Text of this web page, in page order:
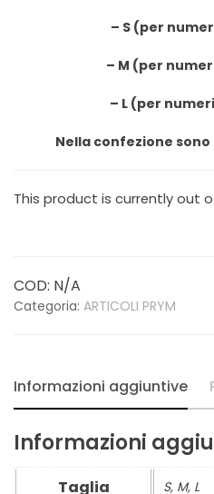
– S (per
– M (per
– L (per
Nella confezione
This product is currently out
COD: N/A
Categoria: ARTICOLI PRYM
Informazioni aggiuntive
Informazioni
Taglia S, M, L